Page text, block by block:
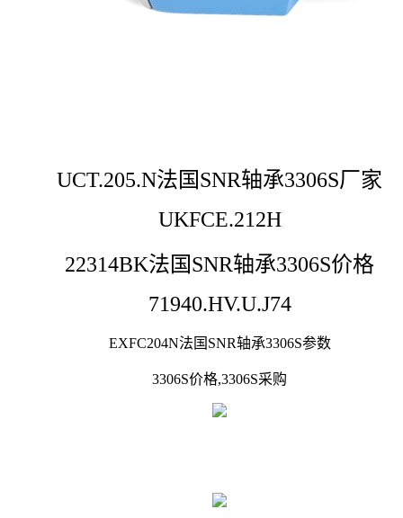
UCT.205.N法国SNR轴承3306S厂家
UKFCE.212H
22314BK法国SNR轴承3306S价格
71940.HV.U.J74
EXFC204N法国SNR轴承3306S参数
3306S价格,3306S采购